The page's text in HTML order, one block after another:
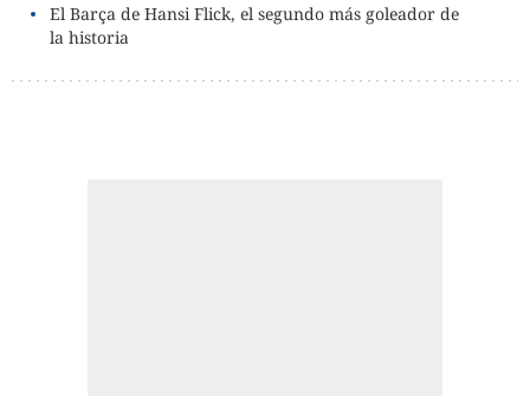
El Barça de Hansi Flick, el segundo más goleador de
la historia